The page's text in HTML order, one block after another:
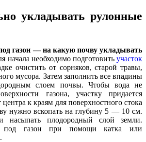
укладывать рулонные
газон — на какую почву укладывать
начала необходимо подготовитьучасток
очистить от сорняков, старой травы,
мусора. Затем заполнить все впадины
слоем почвы. Чтобы вода не
газона, участку придается
к краям для поверхностного стока
нужно вскопать на глубину 5 — 10 см.
насыпать плодородный слой земли.
под газон при помощи катка или